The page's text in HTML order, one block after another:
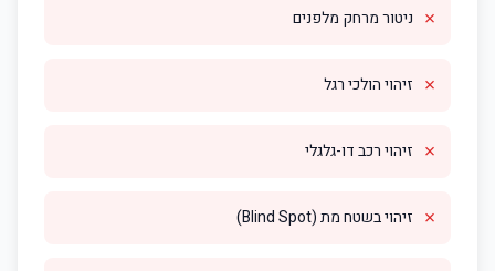
✗ ניטור מרחק מלפנים
✗ זיהוי הולכי רגל
✗ זיהוי רכב דו-גלגלי
✗ זיהוי בשטח מת (Blind Spot)